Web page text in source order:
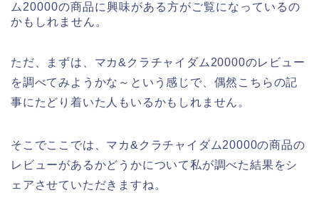
ム20000の商品に興味がある方がご覧になっているの
かもしれません。
ただ、まずは、マカ&クラチャイダム20000のレビュー
を調べてみようかな～という感じで、偶然こちらの記
事にたどり着いた人もいるかもしれません。
そこでここでは、マカ&クラチャイダム20000の商品の
レビューがあるかどうかについて私が調べた結果をシ
ェアさせていただきますね。